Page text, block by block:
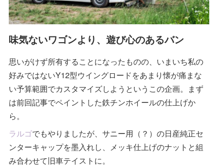
味気ないワゴンより、遊び心のあるバン
思いがけず所有することになったものの、いまいち私の
好みではないY12型ウイングロードをあまり懐が痛まな
い予算範囲でカスタマイズしようというこの企画。まず
は前回記事でペイントした鉄チンホイールの仕上げか
ら。
ラルゴでもやりましたが、サニー用（？）の日産純正セ
ンターキャップを墨入れし、メッキ仕上げのナットと組
み合わせて旧車テイストに。